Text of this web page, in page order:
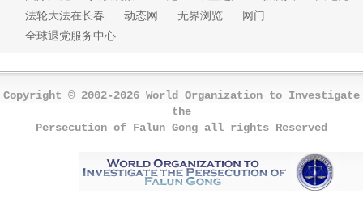
法轮大法在长春
动态网 无界浏览
网门
全球退党服务中心
Copyright © 2002-2026 World Organization to Investigate
the
Persecution of Falun Gong all rights Reserved